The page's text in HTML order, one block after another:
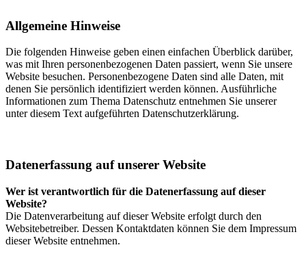
Allgemeine Hinweise
Die folgenden Hinweise geben einen einfachen Überblick darüber,
was mit Ihren personenbezogenen Daten passiert, wenn Sie unsere
Website besuchen. Personenbezogene Daten sind alle Daten, mit
denen Sie persönlich identifiziert werden können. Ausführliche
Informationen zum Thema Datenschutz entnehmen Sie unserer
unter diesem Text aufgeführten Datenschutzerklärung.
Datenerfassung auf unserer Website
Wer ist verantwortlich für die Datenerfassung auf dieser
Website?
Die Datenverarbeitung auf dieser Website erfolgt durch den
Websitebetreiber. Dessen Kontaktdaten können Sie dem Impressum
dieser Website entnehmen.